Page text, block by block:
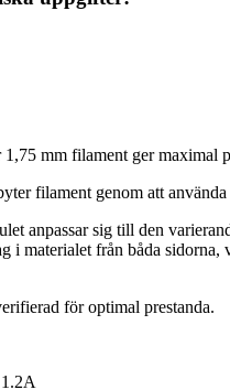
mm filament ger
filament genom att
anpassar sig till den
i materialet från båda
för optimal prestanda.